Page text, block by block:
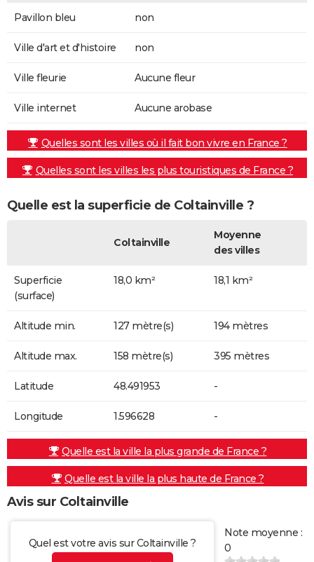
Pavillon bleu non
Ville d'art et d'histoire non
Ville fleurie Aucune fleur
Ville internet Aucune arobase
Quelles sont les villes où il fait bon vivre en France ?
Quelles sont les villes les plus touristiques de France ?
Quelle est la superficie de Coltainville ?
Coltainville
Moyenne
des villes
Superficie
(surface)
18,0 km² 18,1 km²
Altitude min. 127 mètre(s) 194 mètres
Altitude max. 158 mètre(s) 395 mètres
Latitude 48.491953 -
Longitude 1.596628 -
Quelle est la ville la plus grande de France ?
Quelle est la ville la plus haute de France ?
Avis sur Coltainville
Quel est votre avis sur Coltainville ?
Note moyenne :
0